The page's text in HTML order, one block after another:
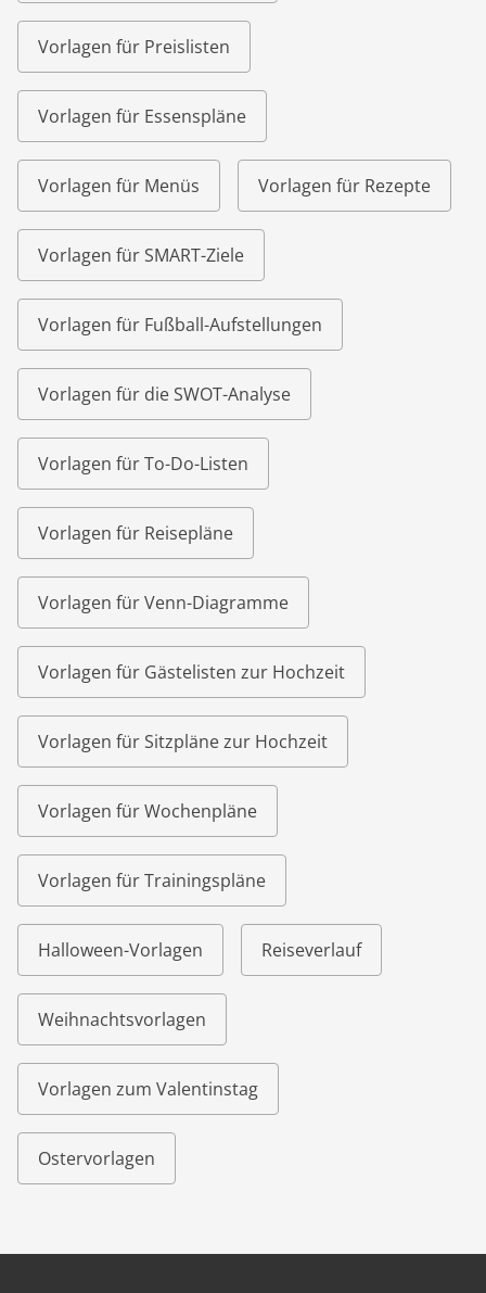
Vorlagen für Preislisten
Vorlagen für Essenspläne
Vorlagen für Menüs Vorlagen für Rezepte
Vorlagen für SMART-Ziele
Vorlagen für Fußball-Aufstellungen
Vorlagen für die SWOT-Analyse
Vorlagen für To-Do-Listen
Vorlagen für Reisepläne
Vorlagen für Venn-Diagramme
Vorlagen für Gästelisten zur Hochzeit
Vorlagen für Sitzpläne zur Hochzeit
Vorlagen für Wochenpläne
Vorlagen für Trainingspläne
Halloween-Vorlagen Reiseverlauf
Weihnachtsvorlagen
Vorlagen zum Valentinstag
Ostervorlagen